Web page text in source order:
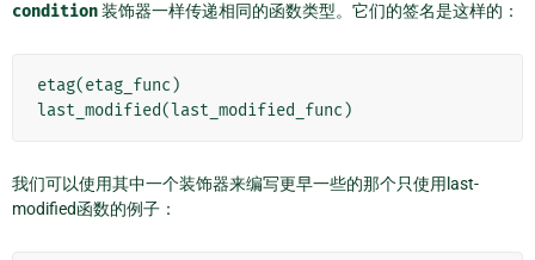
condition装饰器一样传递相同的函数类型。它们的签名是这样的：
etag(etag_func )
last_modified(last_modified_func )
我们可以使用其中一个装饰器来编写更早一些的那个只使用last-
modified函数的例子：